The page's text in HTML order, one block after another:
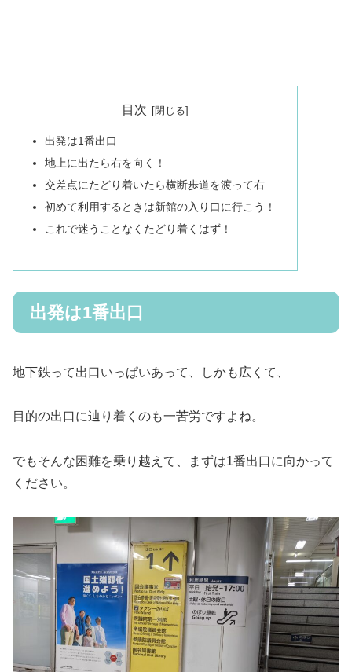
目次
出発は1番出口
地上に出たら右を向く！
交差点にたどり着いたら横断歩道を渡って右
初めて利用するときは新館の入り口に行こう！
これで迷うことなくたどり着くはず！
出発は1番出口
地下鉄って出口いっぱいあって、しかも広くて、
目的の出口に辿り着くのも一苦労ですよね。
でもそんな困難を乗り越えて、まずは1番出口に向かって
ください。